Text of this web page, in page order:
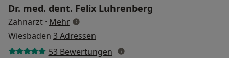
Dr. med. dent. Felix Luhrenberg
Zahnarzt · Mehrüber Spezialisierungen
Wiesbaden 3 Adressen
53 Bewertungen